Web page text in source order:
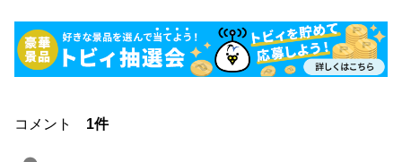
コメント 1件